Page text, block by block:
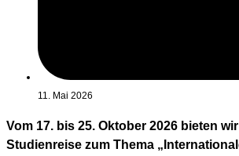
11. Mai 2026
Vom 17. bis 25. Oktober 2026 bieten
Studienreise zum Thema